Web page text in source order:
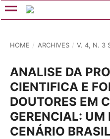
HOME / ARCHIVES / V. 4, N. 3
ANALISE DA
CIENTIFICA E
DOUTORES EM
GERENCIAL: UM
CENÁRIO